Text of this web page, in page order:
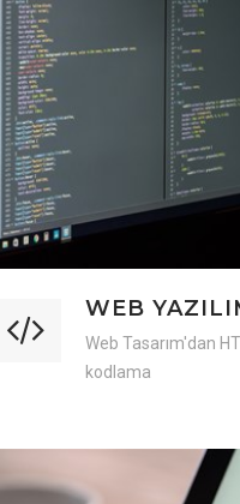
WEB
Web Tasarım'dan
kodlama